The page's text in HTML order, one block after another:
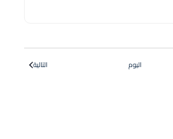
اليوم الدورات
التالية